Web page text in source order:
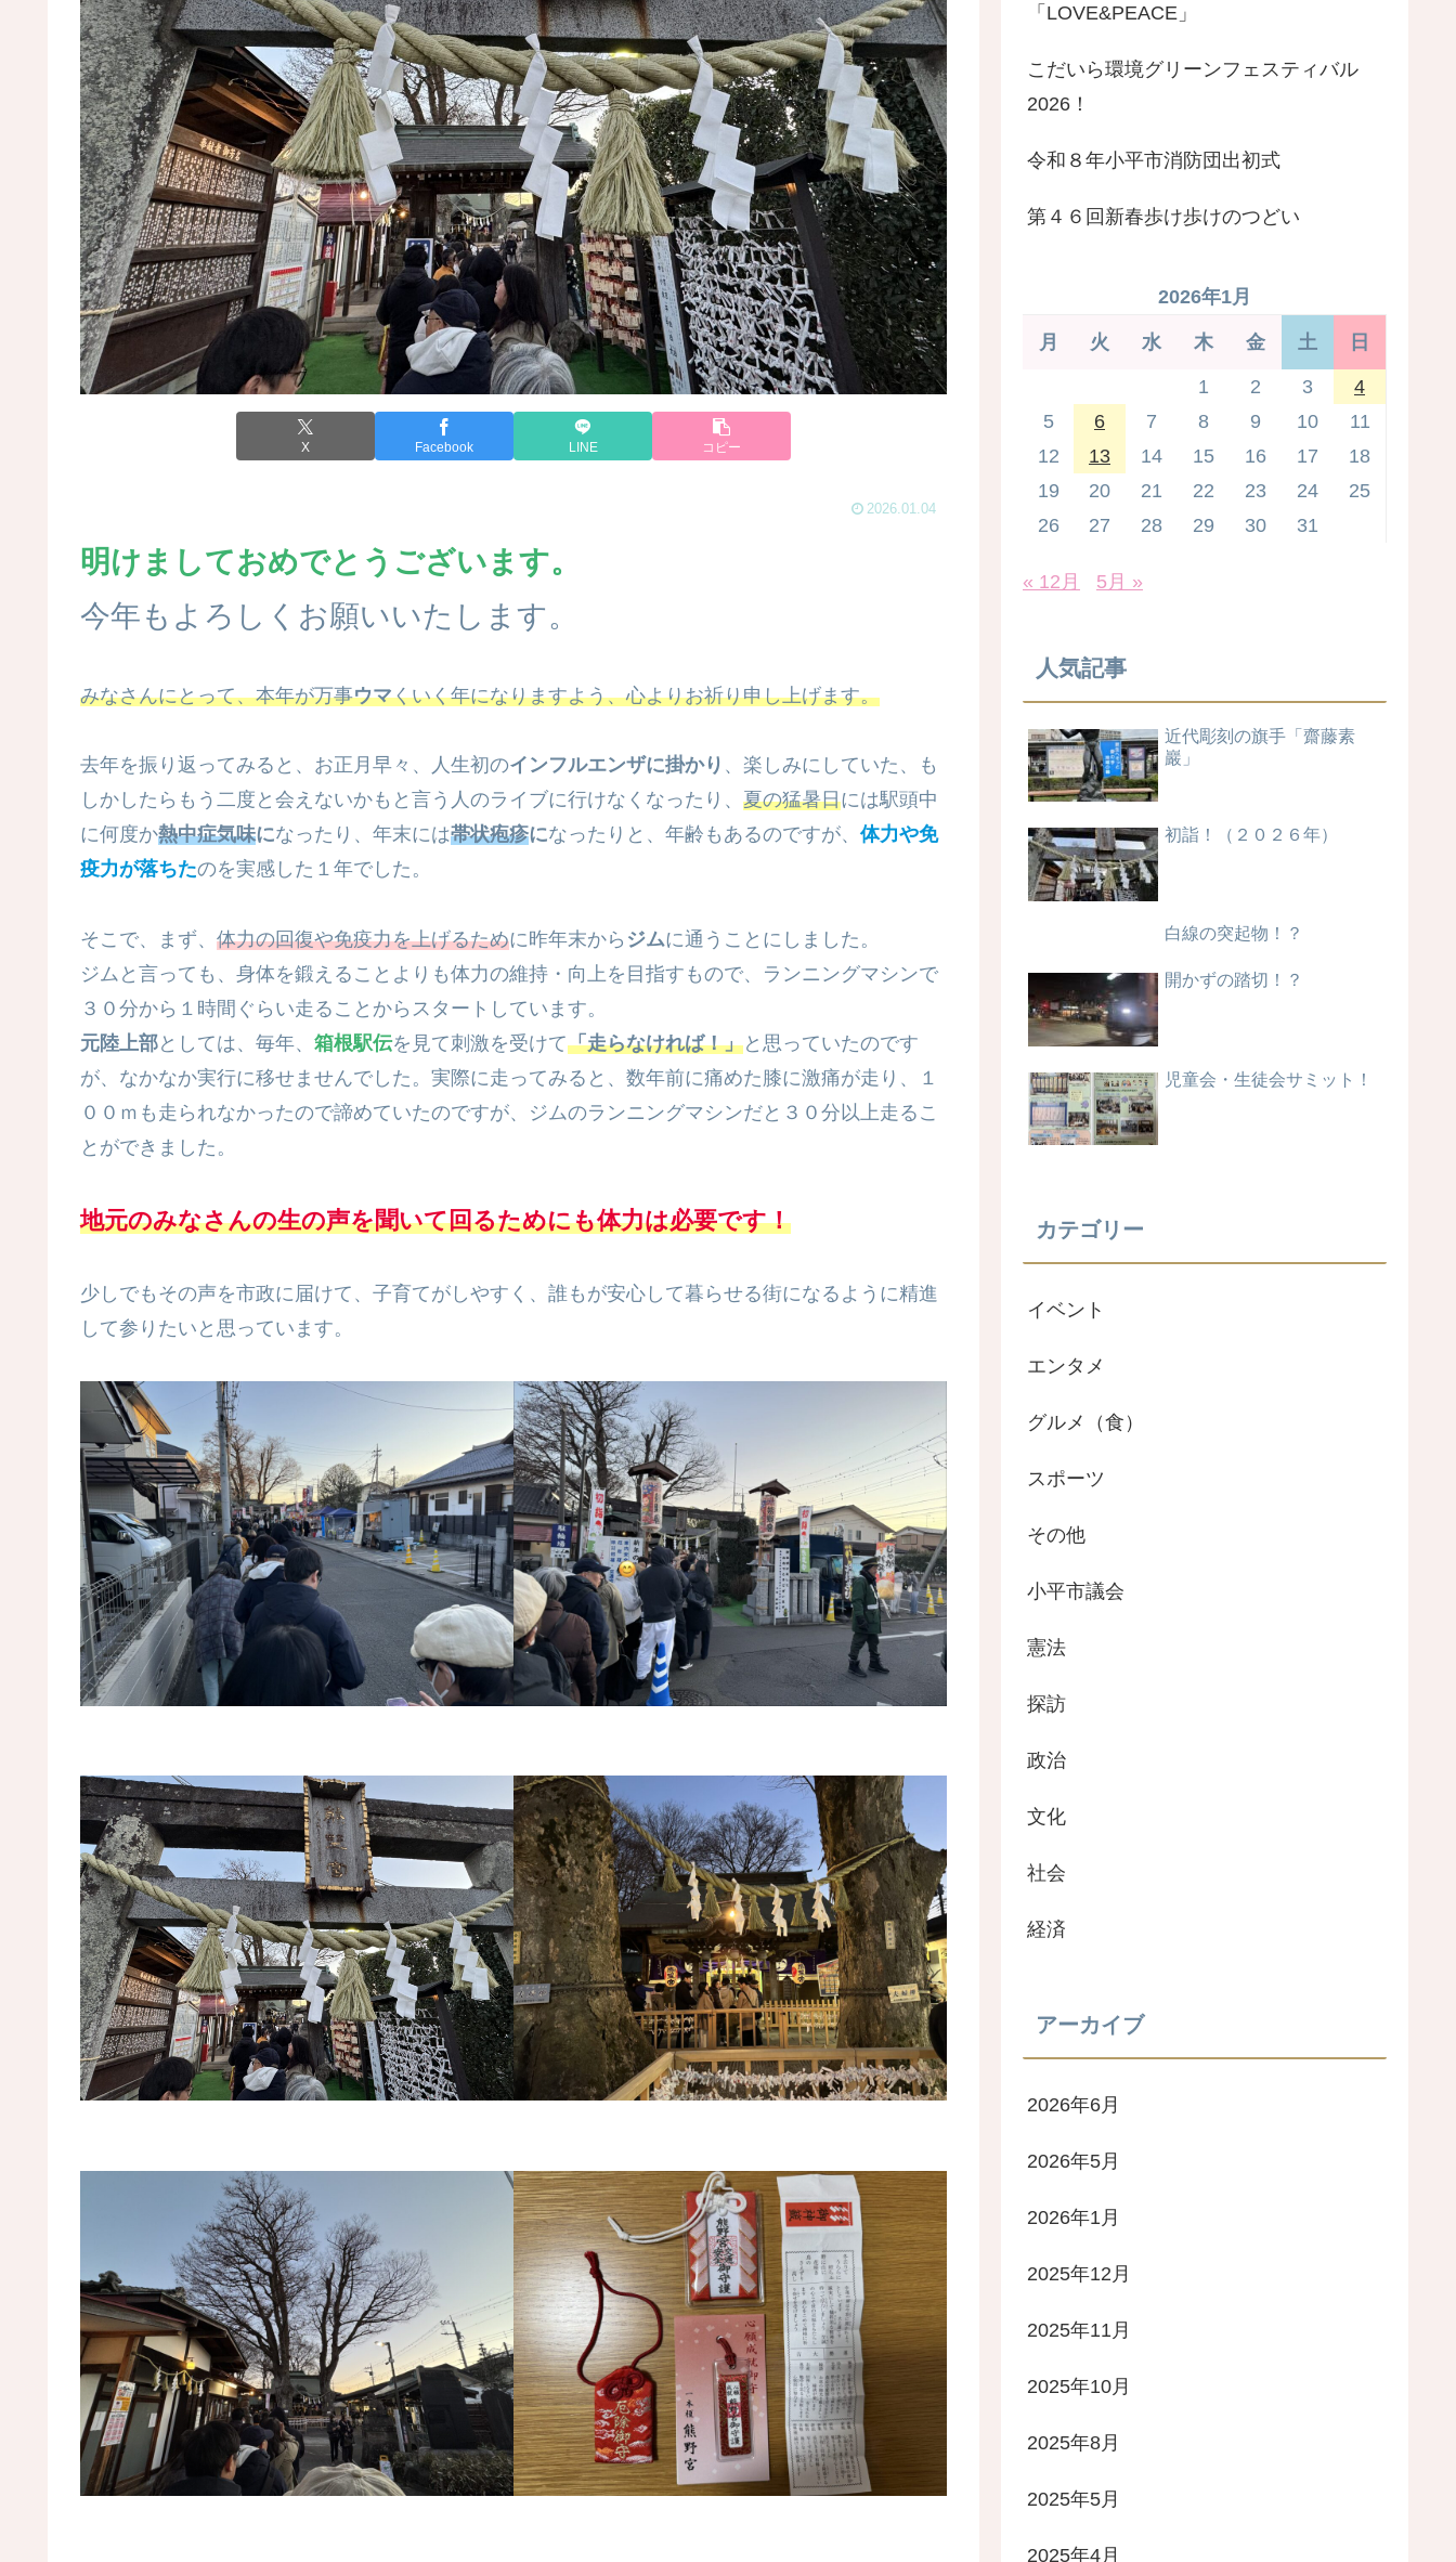
X Facebook LINE コピー
2026.01.04
明けましておめでとうございます。
今年もよろしくお願いいたします。
みなさんにとって、本年が万事ウマくいく年になりますよう、心よりお祈り申し上げます。
去年を振り返ってみると、お正月早々、人生初のインフルエンザに掛かり 、楽しみにしていた、も
しかしたらもう二度と会えないかもと言う人のライブに行けなくなったり、 夏の猛暑日には駅頭中
に何度か熱中症気味になったり、年末には帯状疱疹になったりと、年齢もあるのですが、 体力や免
疫力が落ちたのを実感した１年でした。
そこで、まず、 体力の回復や免疫力を上げるために昨年末から ジムに通うことにしました。
ジムと言っても、身体を鍛えることよりも体力の維持・向上を目指すもので、ランニングマシンで
３０分から１時間ぐらい走ることからスタートしています。
元陸上部としては、毎年、 箱根駅伝を見て刺激を受けて「走らなければ！」と思っていたのです
が、なかなか実行に移せませんでした。実際に走ってみると、数年前に痛めた膝に激痛が走り、１
００ｍも走られなかったので諦めていたのですが、ジムのランニングマシンだと３０分以上走るこ
とができました。
地元のみなさんの生の声を聞いて回るためにも体力は必要です！
少しでもその声を市政に届けて、子育てがしやすく、誰もが安心して暮らせる街になるように精進
して参りたいと思っています。
「LOVE&PEACE」
こだいら環境グリーンフェスティバル
2026！
令和８年小平市消防団出初式
第４６回新春歩け歩けのつどい
2026年1月
月 火 水 木 金 土 日
1 2 3
4
5
6 7 8 9 10
11
12
13 14 15 16 17
18
19
20 21 22 23 24
25
26
27 28 29 30 31
« 12月 5月 »
人気記事
近代彫刻の旗手「齋藤素
巖」
初詣！（２０２６年）
白線の突起物！？
開かずの踏切！？
児童会・生徒会サミット！
カテゴリー
イベント
エンタメ
グルメ（食）
スポーツ
その他
小平市議会
憲法
探訪
政治
文化
社会
経済
アーカイブ
2026年6月
2026年5月
2026年1月
2025年12月
2025年11月
2025年10月
2025年8月
2025年5月
2025年4月